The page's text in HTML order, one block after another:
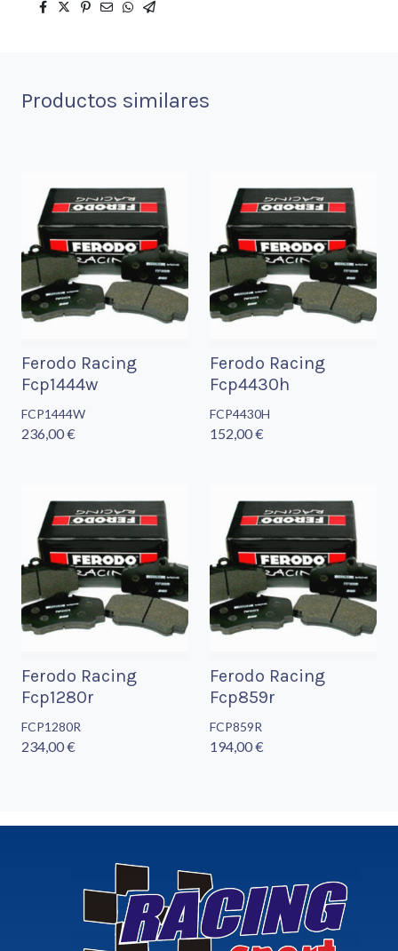
Productos similares
Ferodo Racing
Fcp1444w
FCP1444W
236,00 €
Ferodo Racing
Fcp4430h
FCP4430H
152,00 €
Ferodo Racing
Fcp1280r
FCP1280R
234,00 €
Ferodo Racing
Fcp859r
FCP859R
194,00 €